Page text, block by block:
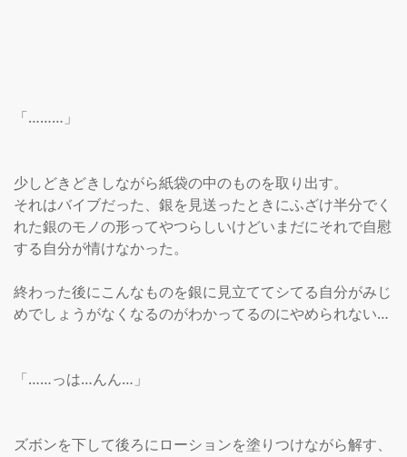
「………」
少しどきどきしながら紙袋の中のものを取り出す。
それはバイブだった、銀を見送ったときにふざけ半分でく
れた銀のモノの形ってやつらしいけどいまだにそれで自慰
する自分が情けなかった。
終わった後にこんなものを銀に見立ててシてる自分がみじ
めでしょうがなくなるのがわかってるのにやめられない…
「……っは…んん…」
ズボンを下して後ろにローションを塗りつけながら解す、